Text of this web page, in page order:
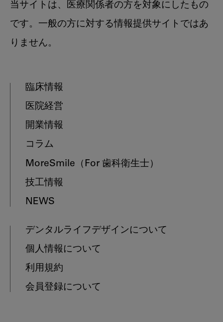
当サイトは、医療関係者の方を対象にしたもの
です。一般の方に対する情報提供サイトではあ
りません。
臨床情報
医院経営
開業情報
コラム
MoreSmile （For 歯科衛生士）
技工情報
NEWS
デンタルライフデザインについて
個人情報について
利用規約
会員登録について